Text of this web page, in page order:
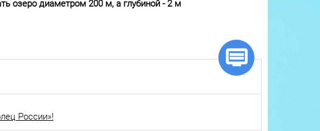
озеро диаметром 200 м, а глубиной - 2 м
России»!